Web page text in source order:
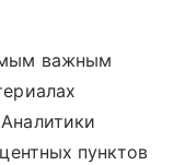
важным
пунктов